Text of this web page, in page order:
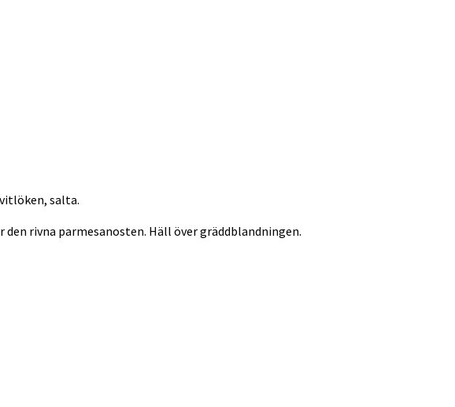
salta.
rivna parmesanosten. Häll över gräddblandningen.